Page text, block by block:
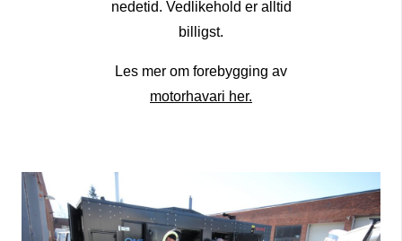
nedetid. Vedlikehold er alltid
billigst.
Les mer om forebygging av
motorhavari her.